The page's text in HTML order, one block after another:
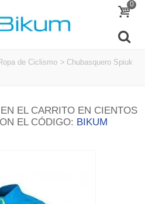
0
de Ciclismo > Chubasquero Spiuk
EL CARRITO EN CIENTOS
EL CÓDIGO: BIKUM